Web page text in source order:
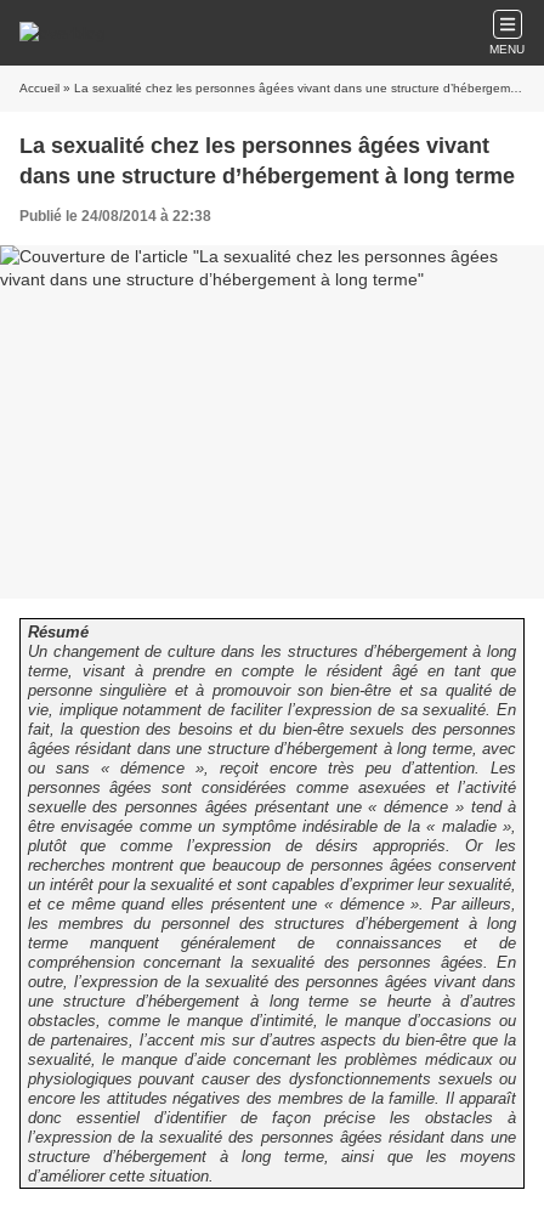
MENU
Accueil » La sexualité chez les personnes âgées vivant dans une structure d’hébergement à long terme
La sexualité chez les personnes âgées vivant
dans une structure d’hébergement à long terme
Publié le 24/08/2014 à 22:38
Résumé
Un changement de culture dans les structures d’hébergement à long
terme, visant à prendre en compte le résident âgé en tant que
personne singulière et à promouvoir son bien-être et sa qualité de
vie, implique notamment de faciliter l’expression de sa sexualité. En
fait, la question des besoins et du bien-être sexuels des personnes
âgées résidant dans une structure d’hébergement à long terme, avec
ou sans « démence », reçoit encore très peu d’attention. Les
personnes âgées sont considérées comme asexuées et l’activité
sexuelle des personnes âgées présentant une « démence » tend à
être envisagée comme un symptôme indésirable de la « maladie »,
plutôt que comme l’expression de désirs appropriés. Or les
recherches montrent que beaucoup de personnes âgées conservent
un intérêt pour la sexualité et sont capables d’exprimer leur sexualité,
et ce même quand elles présentent une « démence ». Par ailleurs,
les membres du personnel des structures d’hébergement à long
terme manquent généralement de connaissances et de
compréhension concernant la sexualité des personnes âgées. En
outre, l’expression de la sexualité des personnes âgées vivant dans
une structure d’hébergement à long terme se heurte à d’autres
obstacles, comme le manque d’intimité, le manque d’occasions ou
de partenaires, l’accent mis sur d’autres aspects du bien-être que la
sexualité, le manque d’aide concernant les problèmes médicaux ou
physiologiques pouvant causer des dysfonctionnements sexuels ou
encore les attitudes négatives des membres de la famille. Il apparaît
donc essentiel d’identifier de façon précise les obstacles à
l’expression de la sexualité des personnes âgées résidant dans une
structure d’hébergement à long terme, ainsi que les moyens
d’améliorer cette situation.